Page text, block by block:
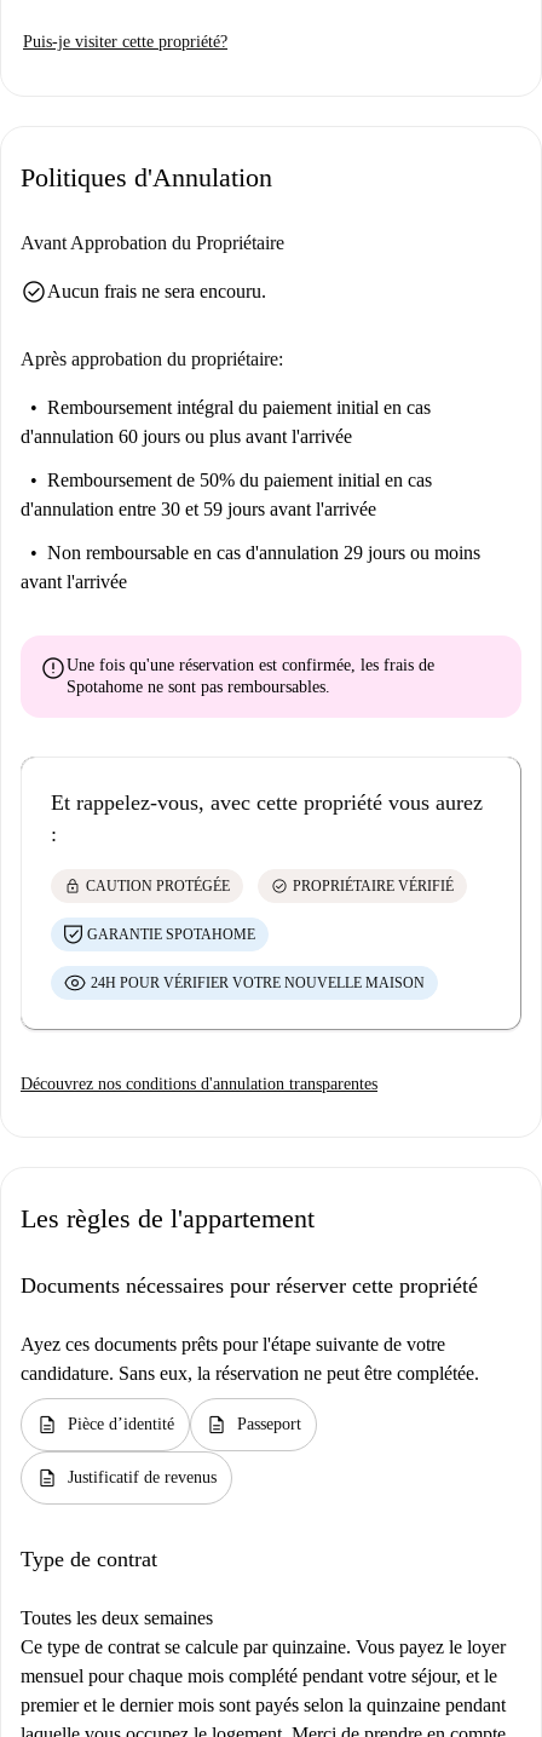
Puis-je visiter cette propriété?
Politiques d'Annulation
Avant Approbation du Propriétaire
check_circleAucun frais ne sera encouru.
Après approbation du propriétaire:
Remboursement intégral du paiement initial en cas
d'annulation 60 jours ou plus avant l'arrivée
Remboursement de 50% du paiement initial en cas
d'annulation entre 30 et 59 jours avant l'arrivée
Non remboursable en cas d'annulation 29 jours ou moins
avant l'arrivée
errorUne fois qu'une réservation est confirmée, les frais de
Spotahome ne sont pas remboursables.
Et rappelez-vous, avec cette propriété vous aurez
:
lock CAUTION PROTÉGÉE check_circle PROPRIÉTAIRE VÉRIFIÉ
GARANTIE SPOTAHOME
24H POUR VÉRIFIER VOTRE NOUVELLE MAISON
Découvrez nos conditions d'annulation transparentes
Les règles de l'appartement
Documents nécessaires pour réserver cette propriété
Ayez ces documents prêts pour l'étape suivante de votre
candidature. Sans eux, la réservation ne peut être complétée.
description Pièce d’identité description Passeport
description Justificatif de revenus
Type de contrat
Toutes les deux semaines
Ce type de contrat se calcule par quinzaine. Vous payez le loyer
mensuel pour chaque mois complété pendant votre séjour, et le
premier et le dernier mois sont payés selon la quinzaine pendant